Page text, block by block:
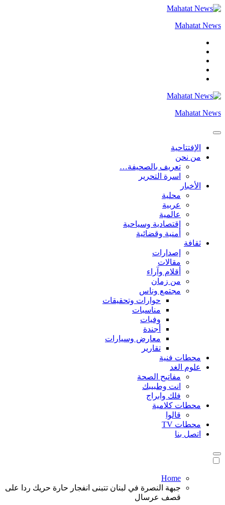
التجاوز
المحتوى
Mahatat News
Mahatat News
الإفتتاحية
من نحن
تعريف بالصحيفة…
اسرة التحرير
الأخبار
محلية
عربية
عالمية
إقتصادية وسياحية
أمنية وقضائية
ثقافة
إصدارات
مقالات
أقلام وآراء
من زمان
مجتمع وناس
حوارات وتحقيقات
مناسبات
وفيات
أجندة
معارض وسيارات
تقارير
محطات فنية
علوم الغد
مفاتيح الصحة
انت وطبيبك
فلك وابراج
محطات كلامية
قالوا
محطات TV
اتصل بنا
Home
جبهة النصرة في لبنان تتبنى انفجار حارة حريك ردا على
قصف عرسال